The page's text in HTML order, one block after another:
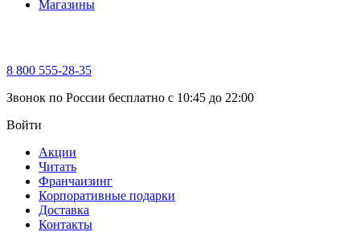
Магазины
8 800 555-28-35
Звонок по России бесплатно c 10:45 до 22:00
Войти
Акции
Читать
Франчаизинг
Корпоративные подарки
Доставка
Контакты